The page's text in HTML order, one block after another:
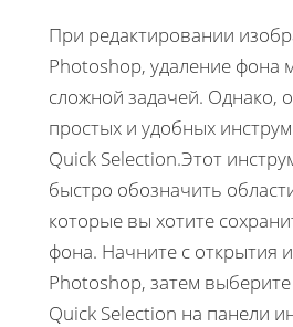
При редактировании
Photoshop, удаление фона
сложной задачей. Однако,
простых и удобных
Quick Selection.Этот
быстро обозначить
которые вы хотите
фона. Начните с открытия
Photoshop, затем
Quick Selection на панели